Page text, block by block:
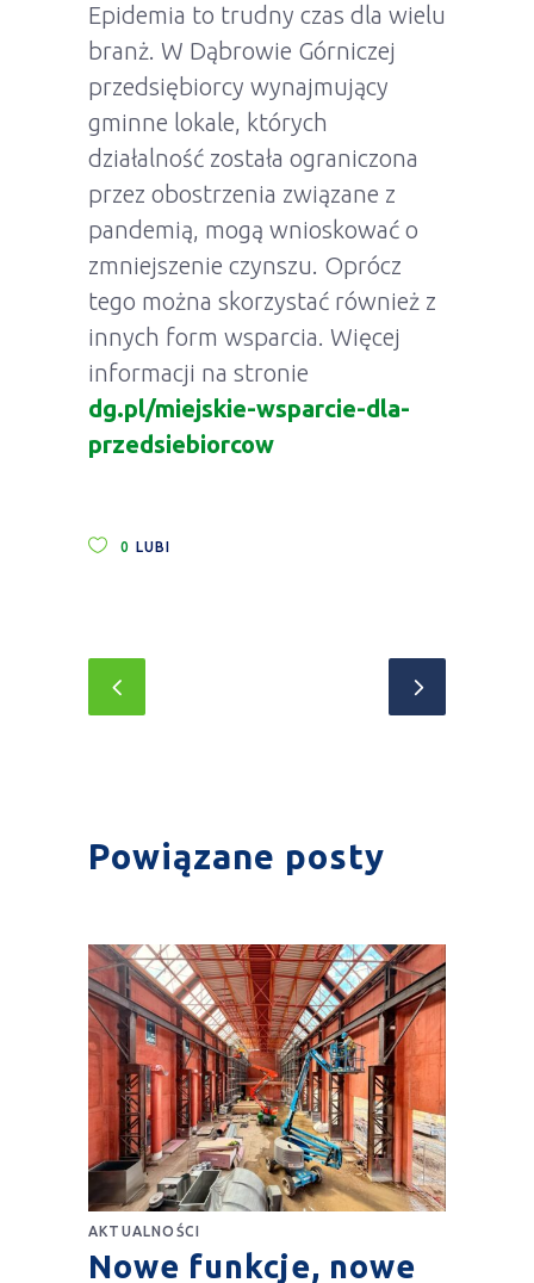
Epidemia to trudny czas dla wielu
branż. W Dąbrowie Górniczej
przedsiębiorcy wynajmujący
gminne lokale, których
działalność została ograniczona
przez obostrzenia związane z
pandemią, mogą wnioskować o
zmniejszenie czynszu. Oprócz
tego można skorzystać również z
innych form wsparcia. Więcej
informacji na stronie
dg.pl/miejskie-wsparcie-dla-
przedsiebiorcow
0 LUBI
Powiązane posty
AKTUALNOŚCI
Nowe funkcje, nowe